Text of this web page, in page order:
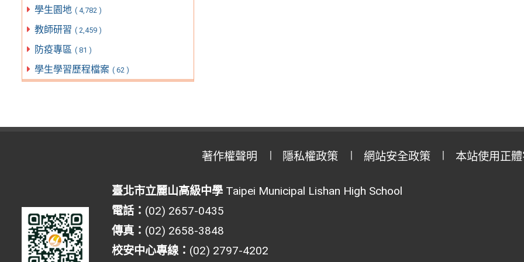
學生園地 ( 4,782 )
教師研習 ( 2,459 )
防疫專區 ( 81 )
學生學習歷程檔案 ( 62 )
著作權聲明 隱私權政策 網站安全政策 本站使用正
臺北市立麗山高級中學Taipei Municipal Lishan High School
電話： (02) 2657-0435
傳真： (02) 2658-3848
校安中心專線： (02) 2797-4202